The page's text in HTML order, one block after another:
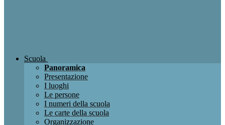
Scuola
Panoramica
Presentazione
I luoghi
Le persone
I numeri della scuola
Le carte della scuola
Organizzazione